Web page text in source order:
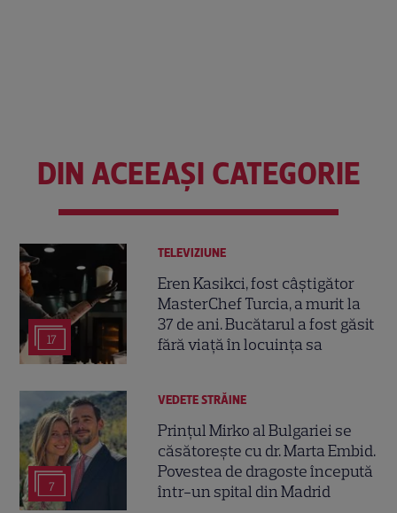
DIN ACEEAȘI CATEGORIE
17
TELEVIZIUNE
Eren Kasikci, fost câștigător
MasterChef Turcia, a murit la
37 de ani. Bucătarul a fost găsit
fără viață în locuința sa
7
VEDETE STRĂINE
Prințul Mirko al Bulgariei se
căsătorește cu dr. Marta Embid.
Povestea de dragoste începută
într-un spital din Madrid